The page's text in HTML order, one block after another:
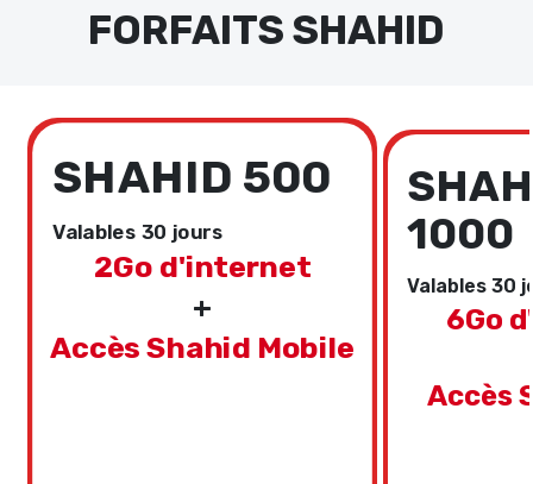
FORFAITS SHAHID
SHAHID 500
Valables 30 jours
2Go d'internet
+
Accès Shahid Mobile
1000
Valables 30
6Go
Accès